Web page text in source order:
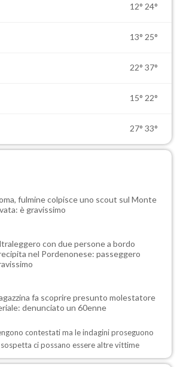
12° 24°
13° 25°
22° 37°
15° 22°
27° 33°
fulmine colpisce uno scout sul Monte
è gravissimo
con due persone a bordo
nel Pordenonese: passeggero
fa scoprire presunto molestatore
denunciato un 60enne
contestati ma le indagini proseguono
ci possano essere altre vittime